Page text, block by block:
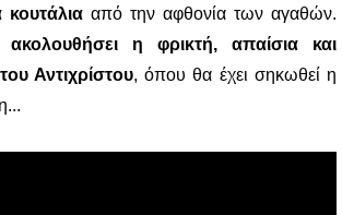
από την αφθονία των αγαθών.
η φρικτή, απαίσια και
Αντιχρίστου, όπου θα έχει σηκωθεί η